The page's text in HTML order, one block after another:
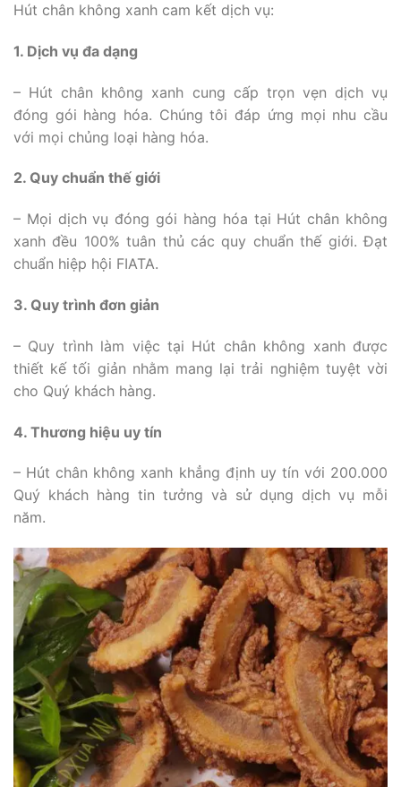
Hút chân không xanh cam kết dịch vụ:
1. Dịch vụ đa dạng
– Hút chân không xanh cung cấp trọn vẹn dịch vụ
đóng gói hàng hóa. Chúng tôi đáp ứng mọi nhu cầu
với mọi chủng loại hàng hóa.
2. Quy chuẩn thế giới
– Mọi dịch vụ đóng gói hàng hóa tại Hút chân không
xanh đều 100% tuân thủ các quy chuẩn thế giới. Đạt
chuẩn hiệp hội FIATA.
3. Quy trình đơn giản
– Quy trình làm việc tại Hút chân không xanh được
thiết kế tối giản nhằm mang lại trải nghiệm tuyệt vời
cho Quý khách hàng.
4. Thương hiệu uy tín
– Hút chân không xanh khẳng định uy tín với 200.000
Quý khách hàng tin tưởng và sử dụng dịch vụ mỗi
năm.